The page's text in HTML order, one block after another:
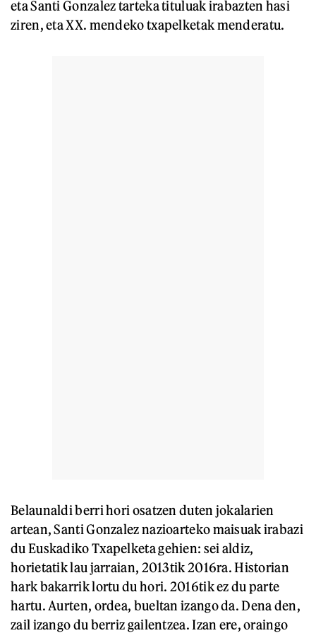
eta Santi Gonzalez tarteka tituluak irabazten hasi
ziren, eta XX. mendeko txapelketak menderatu.
Belaunaldi berri hori osatzen duten jokalarien
artean, Santi Gonzalez nazioarteko maisuak irabazi
du Euskadiko Txapelketa gehien: sei aldiz,
horietatik lau jarraian, 2013tik 2016ra. Historian
hark bakarrik lortu du hori. 2016tik ez du parte
hartu. Aurten, ordea, bueltan izango da. Dena den,
zail izango du berriz gailentzea. Izan ere, oraingo